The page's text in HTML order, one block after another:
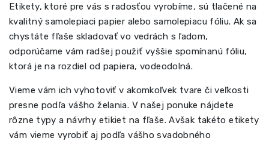
Etikety, ktoré pre vás s radosťou vyrobíme, sú tlačené na
kvalitný samolepiaci papier alebo samolepiacu fóliu. Ak sa
chystáte fľaše skladovať vo vedrách s ľadom,
odporúčame vám radšej použiť vyššie spomínanú fóliu,
ktorá je na rozdiel od papiera, vodeodolná.
Vieme vám ich vyhotoviť v akomkoľvek tvare či veľkosti
presne podľa vášho želania. V našej ponuke nájdete
rôzne typy a návrhy etikiet na fľaše. Avšak takéto etikety
vám vieme vyrobiť aj podľa vášho svadobného